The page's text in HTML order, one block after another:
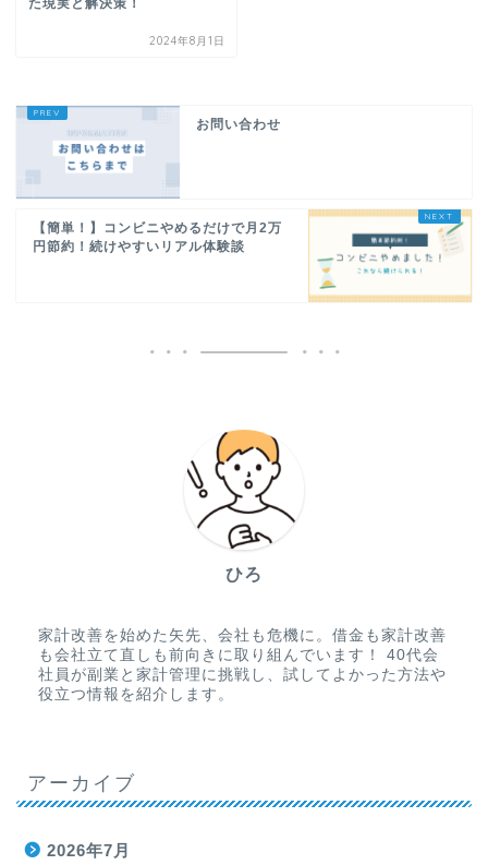
た現実と解決策！
2024年8月1日
お問い合わせ
【簡単！】コンビニやめるだけで月2万
円節約！続けやすいリアル体験談
ひろ
家計改善を始めた矢先、会社も危機に。借金も家計改善
も会社立て直しも前向きに取り組んでいます！ 40代会
社員が副業と家計管理に挑戦し、試してよかった方法や
役立つ情報を紹介します。
アーカイブ
2026年7月